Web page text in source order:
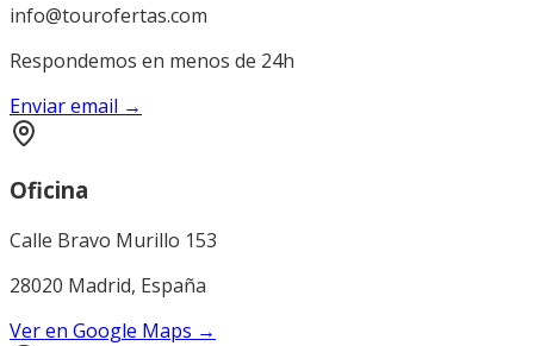
info@tourofertas.com
Respondemos en menos de 24h
Enviar email →
Oficina
Calle Bravo Murillo 153
28020 Madrid, España
Ver en Google Maps →